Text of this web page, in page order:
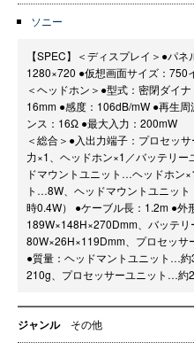
ソニー
【SPEC】＜ディスプレイ＞●パ
1280×720 ●仮想画面サイズ：750
＜ヘッドホン＞●型式：密閉ダイ
16mm ●感度：106dB/mW ●再生
ンス：16Ω ●最大入力：200mW
＜総合＞●入出力端子：プロセッ
力×1、ヘッドホン×1／バッテリ
ドマウントユニット…ヘッドホン
ト…8W、ヘッドマウントユニッ
時0.4W） ●ケーブル長：1.2m ●
189W×148H×270Dmm、バッテ
80W×26H×119Dmm、プロセッ
●質量：ヘッドマントユニット…
210g、プロセッサーユニット…約
ジャンル その他